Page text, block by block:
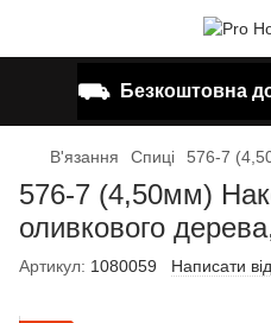
⛟ Безкоштовна
В'язання Спиці 576-7
576-7 (4,50мм)
оливкового
Артикул: 1080059 Написати